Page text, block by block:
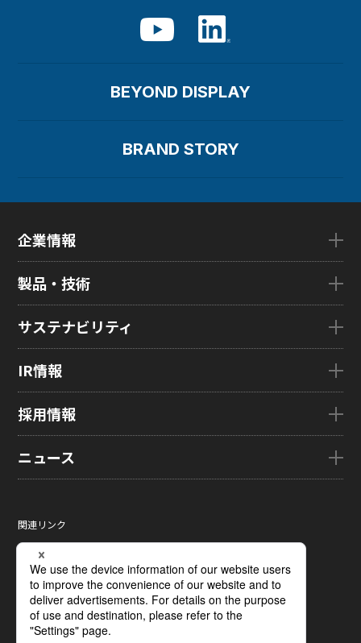
BEYOND DISPLAY
BRAND STORY
企業情報
ごあいさつ
企業理念
グローバル子会社
製品・技術
eLEAP
HMO
Rælclear
医療・産業・デジタルカメラ用ディスプレイ
液晶メタサーフェス反射板
X線センサー
指紋センサー
圧力分布センサー
光学式薄型イメージセンサー
ディスプレイの基礎
サステナビリティ
トップメッセージ
環境
ガバナンス
サステナビリティ資料室
IR情報
経営方針
株式・株主情報
IRカレンダー
電子公告
採用情報
新卒採用情報
人財像/人財マネジメント基本方針
会社の人財育成/若手人財育成体系
ひとめでわかるJDI
採用に関するよくあるご質問
ニュース
メディア掲載
タグ一覧
関連リンク
サイトマップ
サイトのご利用条件
個人情報保護方針
ソーシャルメディアポリシー